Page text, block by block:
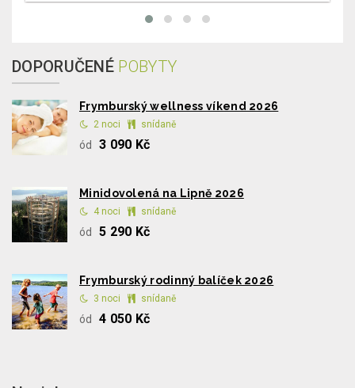
DOPORUČENÉ POBYTY
Frymburský wellness víkend 2026
2 noci snídaně
ód 3 090 Kč
Minidovolená na Lipně 2026
4 noci snídaně
ód 5 290 Kč
Frymburský rodinný balíček 2026
3 noci snídaně
ód 4 050 Kč